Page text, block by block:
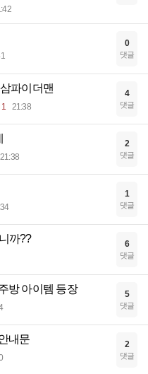
0
댓글
파이더맨
1 21:38
4
댓글
21:38
2
댓글
1
댓글
까?? 6
댓글
방 아이템 등장 5
댓글
내문 2
댓글